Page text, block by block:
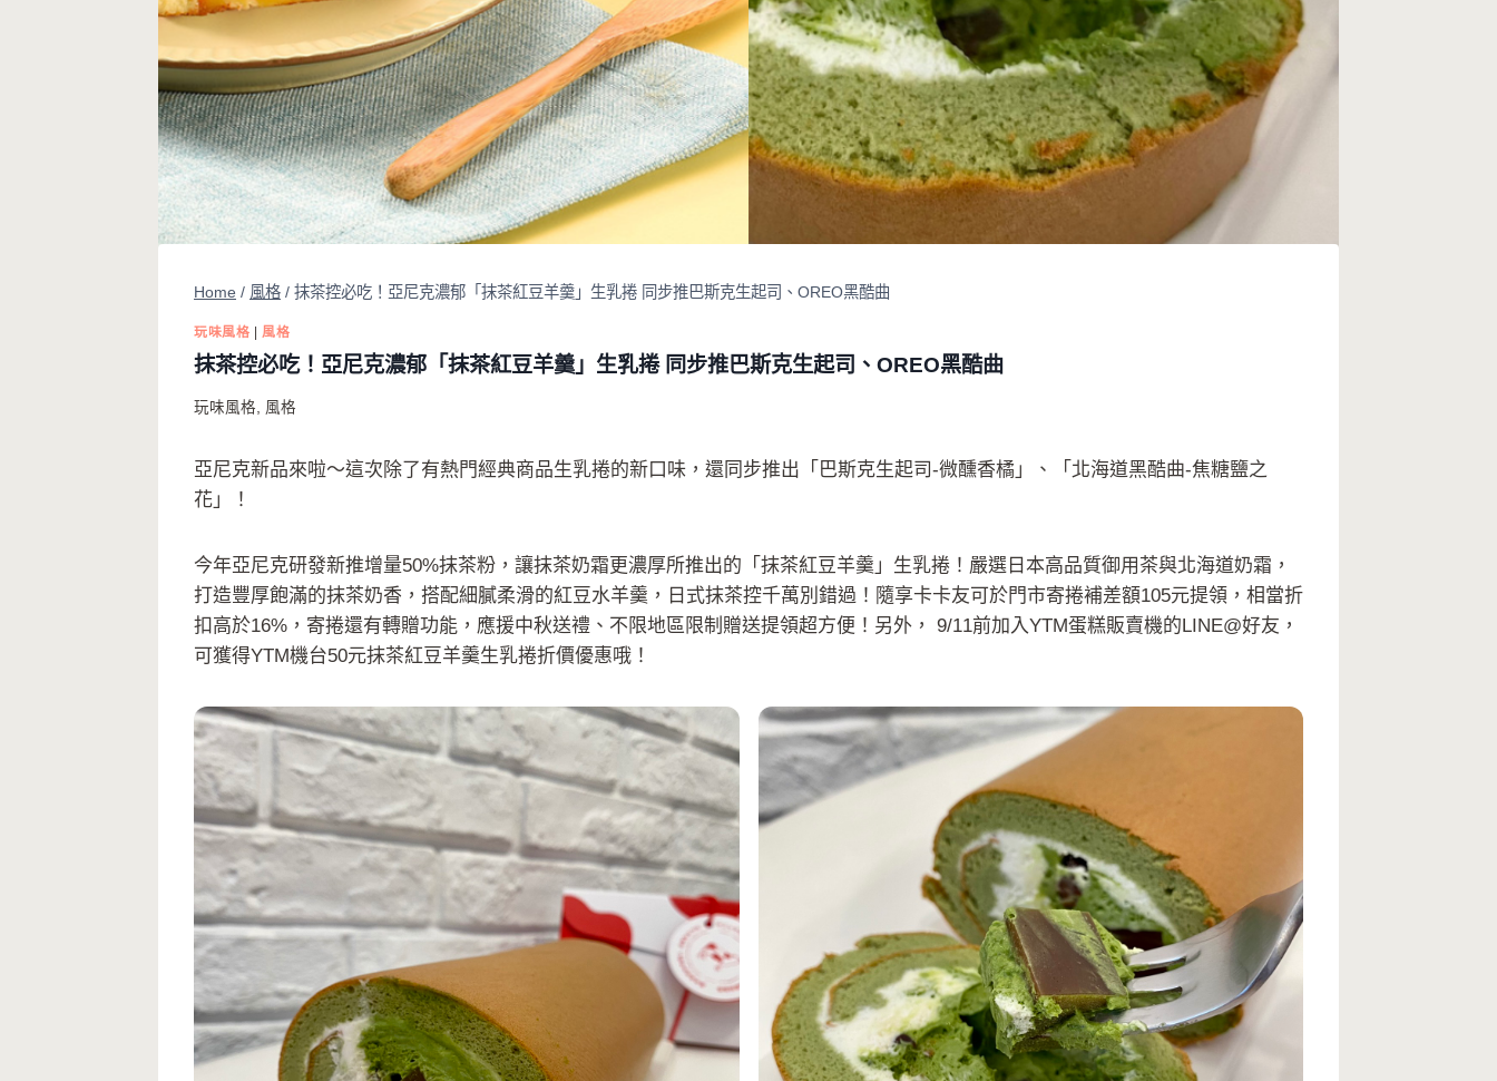
Home / 風格 / 抹茶控必吃！亞尼克濃郁「抹茶紅豆羊羹」生乳捲 同步推巴斯克生起司、OREO黑酷曲
玩味風格 | 風格
抹茶控必吃！亞尼克濃郁「抹茶紅豆羊羹」生乳捲 同步推巴斯克生起司、OREO黑酷曲
玩味風格, 風格
亞尼克新品來啦～這次除了有熱門經典商品生乳捲的新口味，還同步推出「巴斯克生起司-微醺香橘」、「北海道黑酷曲-焦糖鹽之
花」！
今年亞尼克研發新推增量50%抹茶粉，讓抹茶奶霜更濃厚所推出的「抹茶紅豆羊羹」生乳捲！嚴選日本高品質御用茶與北海道奶霜，
打造豐厚飽滿的抹茶奶香，搭配細膩柔滑的紅豆水羊羹，日式抹茶控千萬別錯過！隨享卡卡友可於門市寄捲補差額105元提領，相當折
扣高於16%，寄捲還有轉贈功能，應援中秋送禮、不限地區限制贈送提領超方便！另外， 9/11前加入YTM蛋糕販賣機的LINE@好友，
可獲得YTM機台50元抹茶紅豆羊羹生乳捲折價優惠哦！